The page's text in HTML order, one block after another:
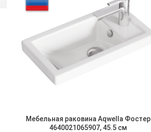
В КОРЗИНУ
Мебельная раковина Aqwella Фостер
4640021065907, 45.5 см